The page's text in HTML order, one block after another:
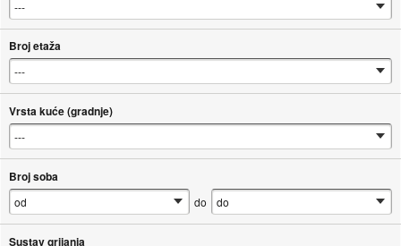
Broj etaža
Vrsta kuće (gradnje)
Broj soba
do
Sustav grijanja